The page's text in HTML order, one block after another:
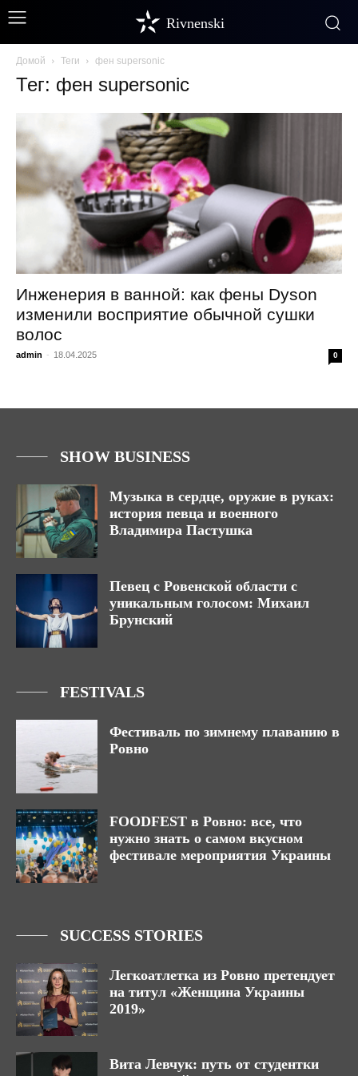
Rivnenski
Домой Теги фен supersonic
Тег: фен supersonic
Инженерия в ванной: как фены Dyson
изменили восприятие обычной сушки
волос
admin - 18.04.2025 0
SHOW BUSINESS
Музыка в сердце, оружие в руках:
история певца и военного
Владимира Пастушка
Певец с Ровенской области с
уникальным голосом: Михаил
Брунский
FESTIVALS
Фестиваль по зимнему плаванию в
Ровно
FOODFEST в Ровно: все, что
нужно знать о самом вкусном
фестивале мероприятия Украины
SUCCESS STORIES
Легкоатлетка из Ровно претендует
на титул «Женщина Украины
2019»
Вита Левчук: путь от студентки